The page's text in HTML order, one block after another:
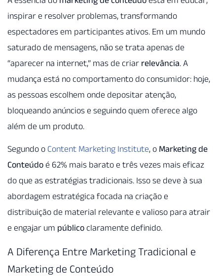
inspirar e resolver problemas, transformando
espectadores em participantes ativos. Em um mundo
saturado de mensagens, não se trata apenas de
“aparecer na internet,” mas de criar relevância. A
mudança está no comportamento do consumidor: hoje,
as pessoas escolhem onde depositar atenção,
bloqueando anúncios e seguindo quem oferece algo
além de um produto.
Segundo o Content Marketing Institute, o Marketing de
Conteúdo é 62% mais barato e três vezes mais eficaz
do que as estratégias tradicionais. Isso se deve à sua
abordagem estratégica focada na criação e
distribuição de material relevante e valioso para atrair
e engajar um público claramente definido.
A Diferença Entre Marketing Tradicional e
Marketing de Conteúdo